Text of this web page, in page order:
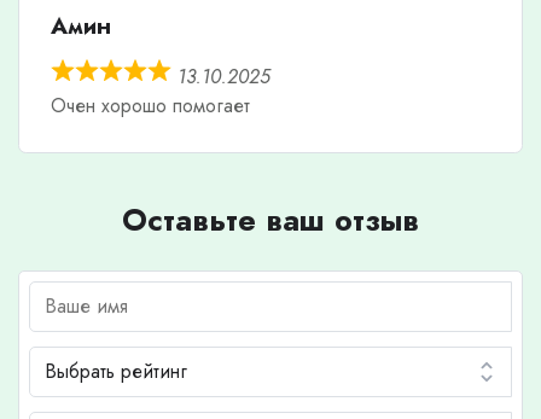
Амин
13.10.2025
Очен хорошо помогает
Оставьте ваш отзыв